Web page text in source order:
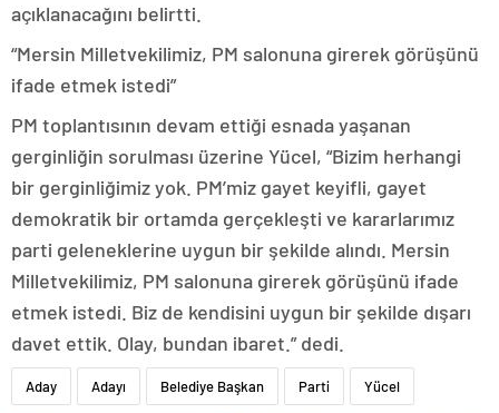
açıklanacağını belirtti.
“Mersin Milletvekilimiz, PM salonuna girerek görüşünü
ifade etmek istedi”
PM toplantısının devam ettiği esnada yaşanan
gerginliğin sorulması üzerine Yücel, “Bizim herhangi
bir gerginliğimiz yok. PM’miz gayet keyifli, gayet
demokratik bir ortamda gerçekleşti ve kararlarımız
parti geleneklerine uygun bir şekilde alındı. Mersin
Milletvekilimiz, PM salonuna girerek görüşünü ifade
etmek istedi. Biz de kendisini uygun bir şekilde dışarı
davet ettik. Olay, bundan ibaret.” dedi.
Aday Adayı Belediye Başkan Parti Yücel